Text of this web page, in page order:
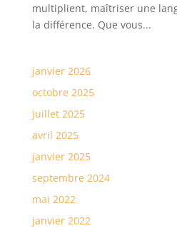
multiplient, maîtriser une
la différence. Que vous...
janvier 2026
octobre 2025
juillet 2025
avril 2025
janvier 2025
septembre 2024
mai 2022
janvier 2022